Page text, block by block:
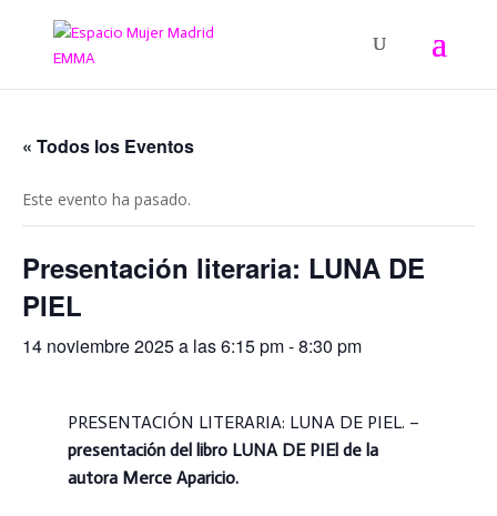
« Todos los Eventos
Este evento ha pasado.
Presentación literaria: LUNA DE
PIEL
14 noviembre 2025 a las 6:15 pm-8:30 pm
PRESENTACIÓN LITERARIA: LUNA DE PIEL. –
presentación del libro LUNA DE PIEl de la
autora Merce Aparicio.